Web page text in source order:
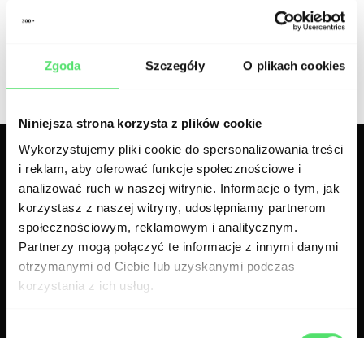
Zgoda Szczegóły O plikach cookies
Niniejsza strona korzysta z plików cookie
Wykorzystujemy pliki cookie do spersonalizowania treści
i reklam, aby oferować funkcje społecznościowe i
analizować ruch w naszej witrynie. Informacje o tym, jak
korzystasz z naszej witryny, udostępniamy partnerom
społecznościowym, reklamowym i analitycznym.
Partnerzy mogą połączyć te informacje z innymi danymi
otrzymanymi od Ciebie lub uzyskanymi podczas
korzystania z ich usług.
300.codes team
Powiązane artykuły